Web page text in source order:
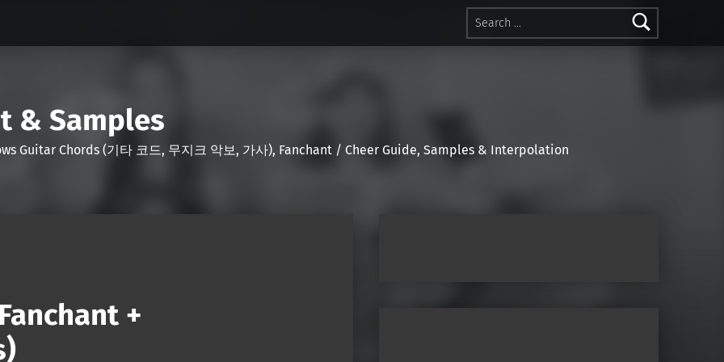
Search for:
& Samples
Guitar Chords (기타 코드, 무지크 악보, 가사), Fanchant / Cheer Guide, Samples & Interpolation
+